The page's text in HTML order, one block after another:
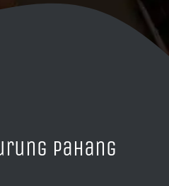
Pahang